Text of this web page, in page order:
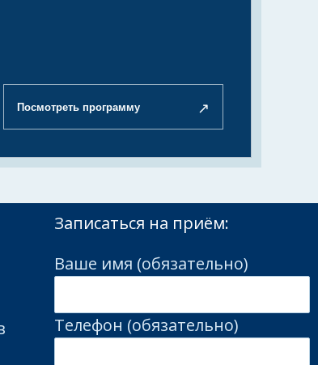
Посмотреть программу ↗
Записаться на приём:
Ваше имя (обязательно)
Телефон (обязательно)